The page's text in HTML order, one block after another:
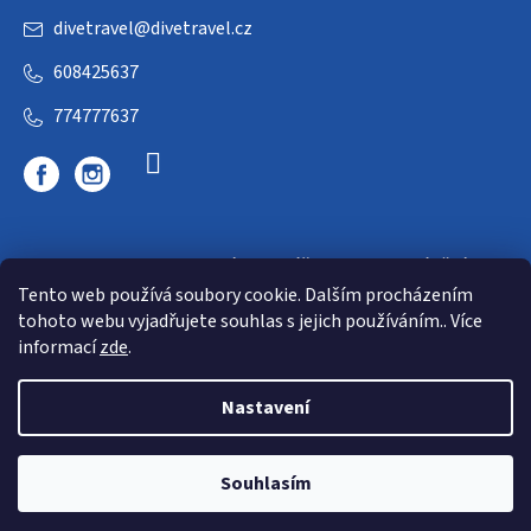
Tento web používá soubory cookie. Dalším procházením
tohoto webu vyjadřujete souhlas s jejich používáním.. Více
informacízde.
Nastavení
Souhlasím
divetravel@divetravel.cz
608425637
774777637
DIVETRAVEL - cestovní kancelář - cesty za potápěním
Shoptet |mime digital
Copyright 2026E-dive. Všechna práva vyhrazena.